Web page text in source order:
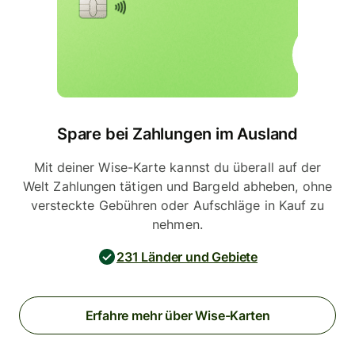
Spare bei Zahlungen im Ausland
Mit deiner Wise-Karte kannst du überall auf der
Welt Zahlungen tätigen und Bargeld abheben, ohne
versteckte Gebühren oder Aufschläge in Kauf zu
nehmen.
231 Länder und Gebiete
Erfahre mehr über Wise-Karten